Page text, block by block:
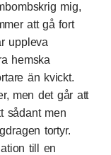
mig,
att gå fort
uppleva
hemska
än kvickt.
men det går att
sådant men
tortyr.
till en